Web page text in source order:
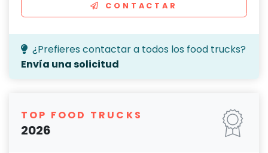
CONTACTAR
¿Prefieres contactar a todos los food trucks?
Envía una solicitud
TOP FOOD TRUCKS
2026